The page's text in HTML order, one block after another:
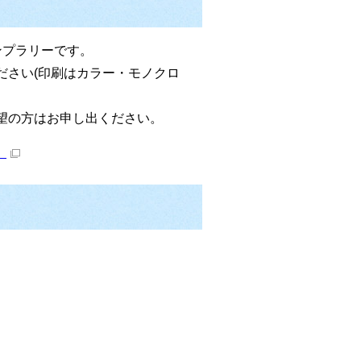
ラリーです。
さい(印刷はカラー・モノクロ
方はお申し出ください。